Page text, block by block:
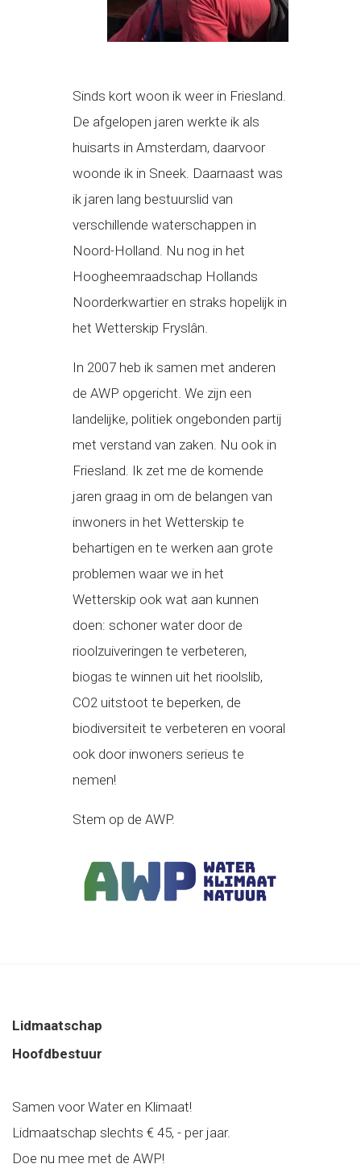
Sinds kort woon ik weer in Friesland.
De afgelopen jaren werkte ik als
huisarts in Amsterdam, daarvoor
woonde ik in Sneek. Daarnaast was
ik jaren lang bestuurslid van
verschillende waterschappen in
Noord-Holland. Nu nog in het
Hoogheemraadschap Hollands
Noorderkwartier en straks hopelijk in
het Wetterskip Fryslân.
In 2007 heb ik samen met anderen
de AWP opgericht. We zijn een
landelijke, politiek ongebonden partij
met verstand van zaken. Nu ook in
Friesland. Ik zet me de komende
jaren graag in om de belangen van
inwoners in het Wetterskip te
behartigen en te werken aan grote
problemen waar we in het
Wetterskip ook wat aan kunnen
doen: schoner water door de
rioolzuiveringen te verbeteren,
biogas te winnen uit het rioolslib,
CO2 uitstoot te beperken, de
biodiversiteit te verbeteren en vooral
ook door inwoners serieus te
nemen!
Stem op de AWP.
Lidmaatschap
Hoofdbestuur
Samen voor Water en Klimaat!
Lidmaatschap slechts € 45, - per jaar.
Doe nu mee met de AWP!